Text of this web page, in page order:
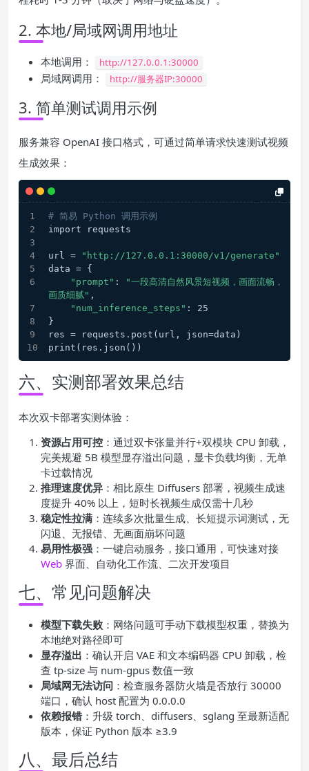
2. 本地/局域网调用地址
本地调用： http://127.0.0.1:30000
局域网调用： http://服务器IP:30000
3. 简单测试调用示例
服务兼容 OpenAI 接口格式，可通过简单请求快速测试视频
生成效果：
# 简易 Python 调用示例
import requests
url =
"http://127.0.0.1:30000/v1/generate"
data = {
"prompt" :
"一段高清自然风景短视频，画面流畅，
画质细腻" ,
"num_inference_steps" : 25
}
res = requests.post(url, json=data)
print(res.json())
六、实测部署效果总结
本次双卡部署实测体验：
资源占用可控 ：通过双卡张量并行+双模块 CPU 卸载，
完美规避 5B 模型显存溢出问题，显卡负载均衡，无单
卡过载情况
推理速度优异 ：相比原生 Diffusers 部署，视频生成速
度提升 40% 以上，短时长视频生成仅需十几秒
稳定性拉满 ：连续多次批量生成、长短提示词测试，无
闪退、无报错、无画面崩坏问题
易用性极强 ：一键启动服务，接口通用，可快速对接
Web 界面、自动化工作流、二次开发项目
七、常见问题解决
模型下载失败 ：网络问题可手动下载模型权重，替换为
本地绝对路径即可
显存溢出 ：确认开启 VAE 和文本编码器 CPU 卸载，检
查 tp-size 与 num-gpus 数值一致
局域网无法访问 ：检查服务器防火墙是否放行 30000
端口，确认 host 配置为 0.0.0.0
依赖报错：升级 torch、diffusers、sglang 至最新适配
版本，保证 Python 版本 ≥3.9
八、最后总结